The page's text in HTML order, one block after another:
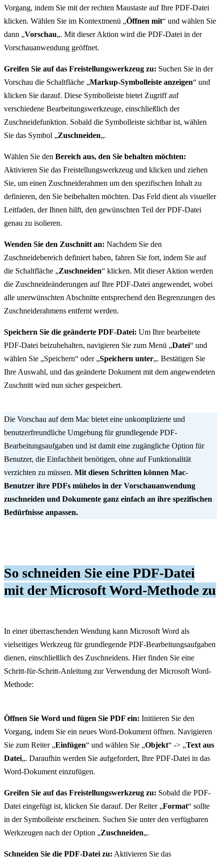
Vorgang, indem Sie mit der rechten Maustaste auf Ihre PDF-Datei
klicken. Wählen Sie im Kontextmenü „Öffnen mit“ und wählen Sie
dann „Vorschau„. Mit dieser Aktion wird die PDF-Datei in der
Vorschauanwendung geöffnet.
Greifen Sie auf das Freistellungswerkzeug zu: Suchen Sie in der
Vorschau die Schaltfläche „Markup-Symbolleiste anzeigen“ und
klicken Sie darauf. Diese Symbolleiste bietet Zugriff auf
verschiedene Bearbeitungswerkzeuge, einschließlich der
Zuschneidefunktion. Sobald die Symbolleiste sichtbar ist, wählen
Sie das Symbol „Zuschneiden„.
Wählen Sie den Bereich aus, den Sie behalten möchten:
Aktivieren Sie das Freistellungswerkzeug und klicken und ziehen
Sie, um einen Zuschneiderahmen um den spezifischen Inhalt zu
definieren, den Sie beibehalten möchten. Das Feld dient als visueller
Leitfaden, der Ihnen hilft, den gewünschten Teil der PDF-Datei
genau zu isolieren.
Wenden Sie den Zuschnitt an: Nachdem Sie den
Zuschneidebereich definiert haben, fahren Sie fort, indem Sie auf
die Schaltfläche „Zuschneiden“ klicken. Mit dieser Aktion werden
die Zuschneideänderungen auf Ihre PDF-Datei angewendet, wobei
alle unerwünschten Abschnitte entsprechend den Begrenzungen des
Zuschneiderahmens entfernt werden.
Speichern Sie die geänderte PDF-Datei: Um Ihre bearbeitete
PDF-Datei beizubehalten, navigieren Sie zum Menü „Datei“ und
wählen Sie „Speichern“ oder „Speichern unter„. Bestätigen Sie
Ihre Auswahl, und das geänderte Dokument mit dem angewendeten
Zuschnitt wird nun sicher gespeichert.
Die Vorschau auf dem Mac bietet eine unkomplizierte und
benutzerfreundliche Umgebung für grundlegende PDF-
Bearbeitungsaufgaben und ist damit eine zugängliche Option für
Benutzer, die Einfachheit benötigen, ohne auf Funktionalität
verzichten zu müssen. Mit diesen Schritten können Mac-
Benutzer ihre PDFs mühelos in der Vorschauanwendung
zuschneiden und Dokumente ganz einfach an ihre spezifischen
Bedürfnisse anpassen.
So schneiden Sie eine PDF-Datei
mit der Microsoft Word-Methode zu
In einer überraschenden Wendung kann Microsoft Word als
vielseitiges Werkzeug für grundlegende PDF-Bearbeitungsaufgaben
dienen, einschließlich des Zuschneidens. Hier finden Sie eine
Schritt-für-Schritt-Anleitung zur Verwendung der Microsoft Word-
Methode:
Öffnen Sie Word und fügen Sie PDF ein: Initiieren Sie den
Vorgang, indem Sie ein neues Word-Dokument öffnen. Navigieren
Sie zum Reiter „Einfügen“ und wählen Sie „Objekt“ -> „Text aus
Datei„. Daraufhin werden Sie aufgefordert, Ihre PDF-Datei in das
Word-Dokument einzufügen.
Greifen Sie auf das Freistellungswerkzeug zu: Sobald die PDF-
Datei eingefügt ist, klicken Sie darauf. Der Reiter „Format“ sollte
in der Symbolleiste erscheinen. Suchen Sie unter den verfügbaren
Werkzeugen nach der Option „Zuschneiden„.
Schneiden Sie die PDF-Datei zu: Aktivieren Sie das